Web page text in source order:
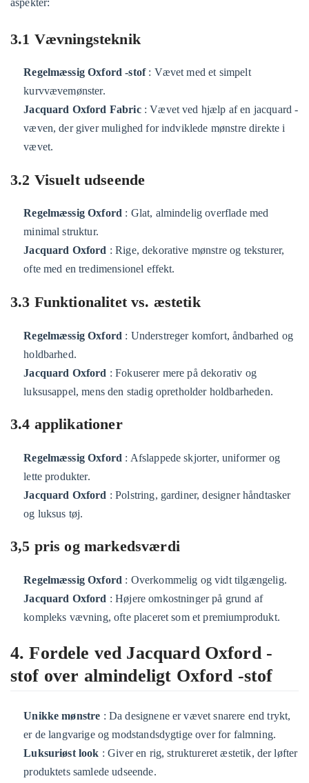
aspekter:
3.1 Vævningsteknik
Regelmæssig Oxford -stof : Vævet med et simpelt
kurvvævemønster.
Jacquard Oxford Fabric : Vævet ved hjælp af en jacquard -
væven, der giver mulighed for indviklede mønstre direkte i
vævet.
3.2 Visuelt udseende
Regelmæssig Oxford : Glat, almindelig overflade med
minimal struktur.
Jacquard Oxford : Rige, dekorative mønstre og teksturer,
ofte med en tredimensionel effekt.
3.3 Funktionalitet vs. æstetik
Regelmæssig Oxford : Understreger komfort, åndbarhed og
holdbarhed.
Jacquard Oxford : Fokuserer mere på dekorativ og
luksusappel, mens den stadig opretholder holdbarheden.
3.4 applikationer
Regelmæssig Oxford : Afslappede skjorter, uniformer og
lette produkter.
Jacquard Oxford : Polstring, gardiner, designer håndtasker
og luksus tøj.
3,5 pris og markedsværdi
Regelmæssig Oxford : Overkommelig og vidt tilgængelig.
Jacquard Oxford : Højere omkostninger på grund af
kompleks vævning, ofte placeret som et premiumprodukt.
4. Fordele ved Jacquard Oxford -
stof over almindeligt Oxford -stof
Unikke mønstre : Da designene er vævet snarere end trykt,
er de langvarige og modstandsdygtige over for falmning.
Luksuriøst look : Giver en rig, struktureret æstetik, der løfter
produktets samlede udseende.